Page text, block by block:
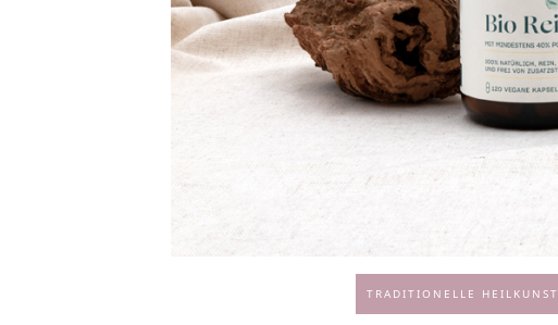
TRADITIONELLE HEILKUNST